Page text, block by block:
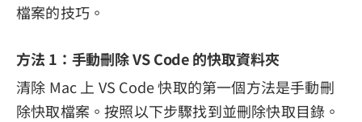
檔案的技巧。
方法 1：手動刪除 VS Code 的快取資料夾
清除 Mac 上 VS Code 快取的第一個方法是手動刪
除快取檔案。按照以下步驟找到並刪除快取目錄。